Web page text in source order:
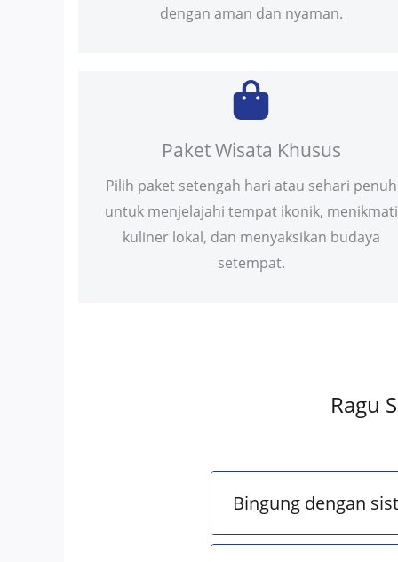
dengan aman dan nyaman.
Paket Wisata Khusus
Pilih paket setengah hari atau sehari penuh
untuk menjelajahi tempat ikonik, menikmati
kuliner lokal, dan menyaksikan budaya
setempat.
Ragu
Bingung dengan